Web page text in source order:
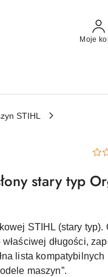
Moje
STIHL
stary typ
STIHL (stary
długości,
lista kompatybilnych
maszyn”.